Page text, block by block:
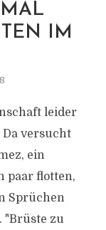
IM
leider
Da versucht
ein
paar flotten,
Sprüchen
"Brüste zu